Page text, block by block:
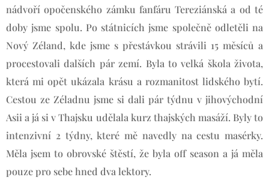
nádvoří opočenského zámku fanfáru Tereziánská a od té
doby jsme spolu. Po státnicích jsme společně odletěli na
Nový Zéland, kde jsme s přestávkou strávili 15 měsíců a
procestovali dalších pár zemí. Byla to velká škola života,
která mi opět ukázala krásu a rozmanitost lidského bytí.
Cestou ze Zéladnu jsme si dali pár týdnu v jihovýchodní
Asii a já si v Thajsku udělala kurz thajských masáží. Byly to
intenzivní 2 týdny, které mě navedly na cestu masérky.
Měla jsem to obrovské štěstí, že byla off season a já měla
pouze pro sebe hned dva lektory.